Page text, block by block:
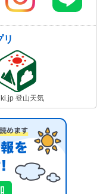
リ
登山天気